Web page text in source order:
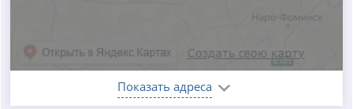
Показать адреса